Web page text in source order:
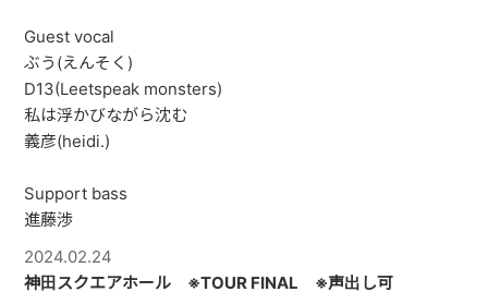
GOODS
CONTACT
Guest vocal
ぶう(えんそく)
D13(Leetspeak monsters)
私は浮かびながら沈む
義彦(heidi.)
Support bass
進藤渉
2024.02.24
神田スクエアホール ※TOUR FINAL ※声出し可